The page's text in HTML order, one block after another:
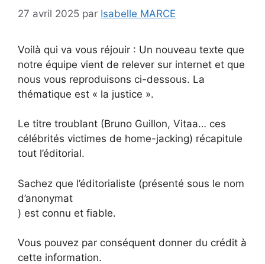
27 avril 2025 par Isabelle MARCE
Voilà qui va vous réjouir : Un nouveau texte que
notre équipe vient de relever sur internet et que
nous vous reproduisons ci-dessous. La
thématique est « la justice ».
Le titre troublant (Bruno Guillon, Vitaa… ces
célébrités victimes de home-jacking) récapitule
tout l’éditorial.
Sachez que l’éditorialiste (présenté sous le nom
d’anonymat
) est connu et fiable.
Vous pouvez par conséquent donner du crédit à
cette information.